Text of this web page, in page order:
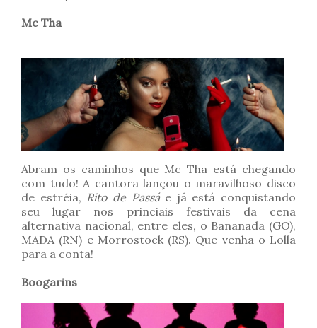
Mc Tha
Abram os caminhos que Mc Tha está chegando
com tudo! A cantora lançou o maravilhoso disco
de estréia, Rito de Passá e já está conquistando
seu lugar nos princiais festivais da cena
alternativa nacional, entre eles, o Bananada (GO),
MADA (RN) e Morrostock (RS). Que venha o Lolla
para a conta!
Boogarins